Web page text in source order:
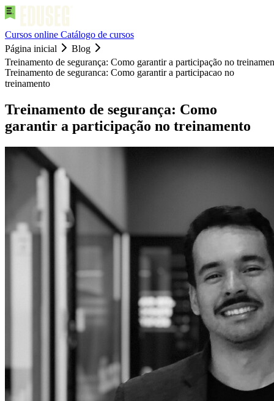
Cursos online Catálogo de cursos
Página inicial
Blog
Treinamento de segurança: Como garantir a participação no
Treinamento de seguranca: Como garantir a participacao no
treinamento
Treinamento de segurança: Como
garantir a participação no treinamento